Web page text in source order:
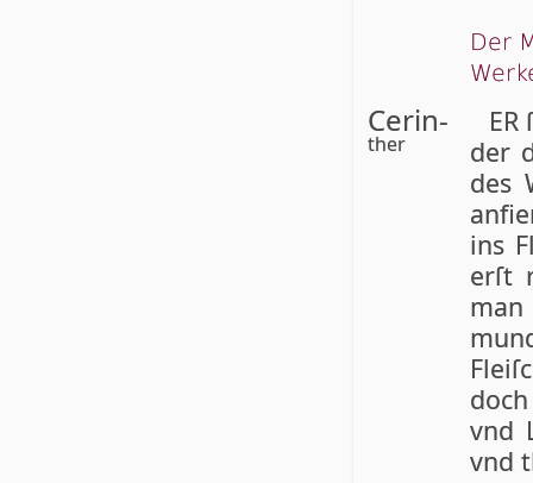
Der
Cerin-
ther
der
des
ins
erſt
vnd
vnd